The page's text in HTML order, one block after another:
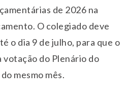
de 2026 na
O colegiado deve
o dia 9 de julho, para que o
do Plenário do
mesmo mês.